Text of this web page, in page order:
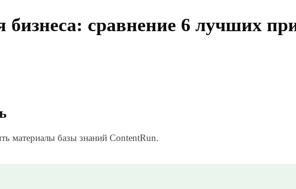
сравнение 6 лучших
материалы базы знаний ContentRun.